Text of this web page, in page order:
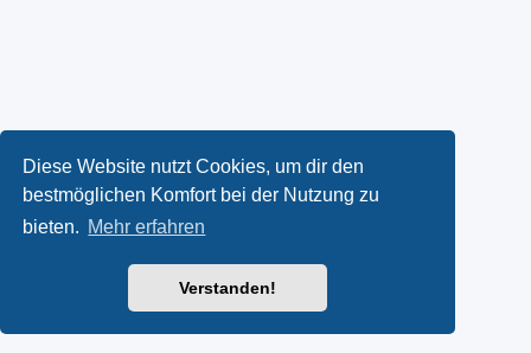
Diese Website nutzt Cookies, um dir den
bestmöglichen Komfort bei der Nutzung zu
bieten. Mehr erfahren
Verstanden!